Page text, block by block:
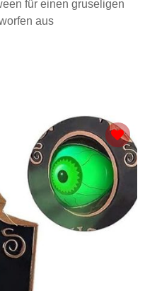
für einen gruseligen
aus